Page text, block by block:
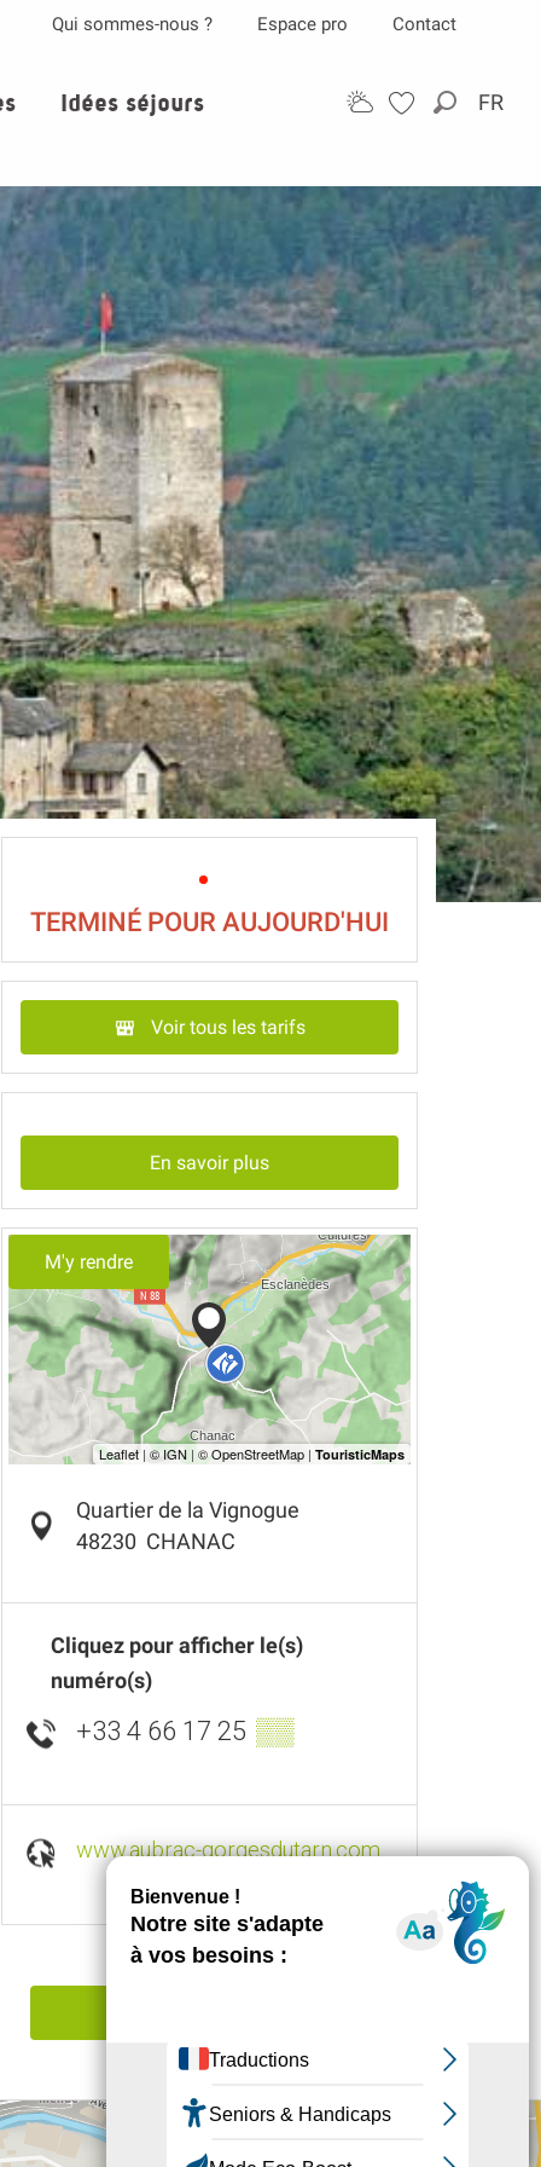
FR
Qui sommes-nous ? Espace pro Contact
Idées séjours
TERMINÉ POUR AUJOURD'HUI
Voir tous les tarifs
En savoir plus
M'y rendre
Quartier de la Vignogue
48230 CHANAC
Cliquez pour afficher le(s)
numéro(s)
+33 4 66 17 25 ▒▒
www.aubrac-gorgesdutarn.com